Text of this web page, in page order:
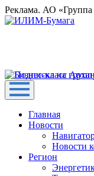
Реклама. АО
Главная
Новости
Новости
Регион